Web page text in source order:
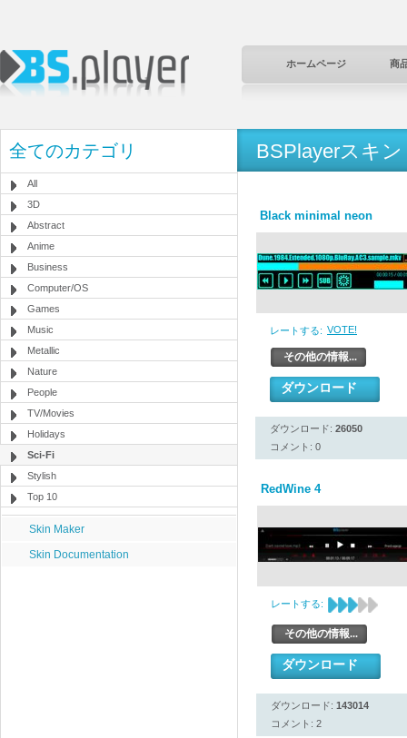
ホームページ 商
全てのカテゴリ
All
3D
Abstract
Anime
Business
Computer/OS
Games
Music
Metallic
Nature
People
TV/Movies
Holidays
Sci-Fi
Stylish
Top 10
Skin Maker
Skin Documentation
BSPlayerスキン
Black minimal neon
レートする: VOTE!
その他の情報...
ダウンロード
ダウンロード: 26050
コメント: 0
RedWine 4
レートする:
その他の情報...
ダウンロード
ダウンロード: 143014
コメント: 2